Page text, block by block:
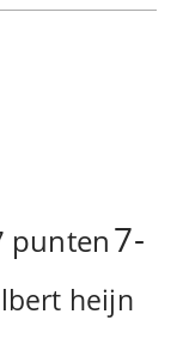
punten7-
heijn